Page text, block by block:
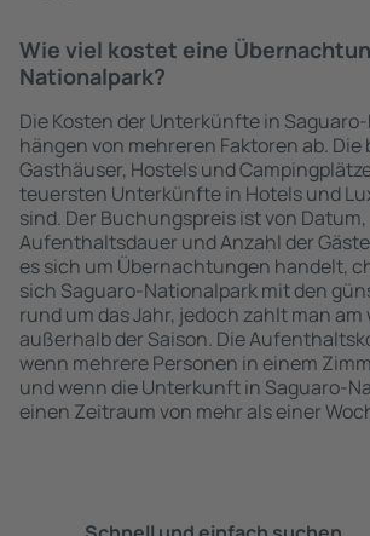
Wie viel kostet eine
Nationalpark?
Die Kosten der Unterkünfte in
hängen von mehreren Faktoren ab.
Gasthäuser, Hostels und
teuersten Unterkünfte in Hotels und
sind. Der Buchungspreis ist von Datum,
Aufenthaltsdauer und Anzahl der
es sich um Übernachtungen handelt,
sich Saguaro-Nationalpark mit den
rund um das Jahr, jedoch zahlt man
außerhalb der Saison. Die
wenn mehrere Personen in einem
und wenn die Unterkunft in Saguaro-
einen Zeitraum von mehr als einer